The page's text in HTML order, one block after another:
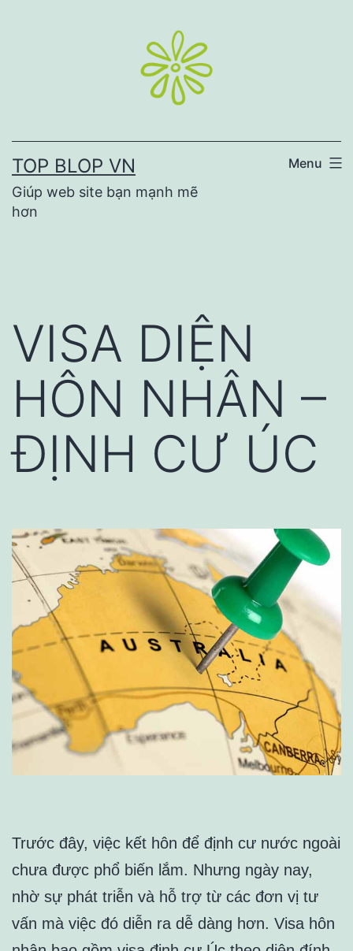
TOP BLOP VN
Giúp web site bạn mạnh mẽ
hơn
Menu
VISA DIỆN
HÔN NHÂN –
ĐỊNH CƯ ÚC
Trước đây, việc kết hôn để định cư nước ngoài
chưa được phổ biến lắm. Nhưng ngày nay,
nhờ sự phát triễn và hỗ trợ từ các đơn vị tư
vấn mà việc đó diễn ra dễ dàng hơn. Visa hôn